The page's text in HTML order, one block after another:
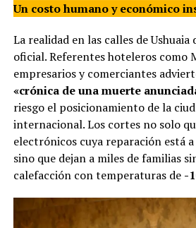
Un costo humano y económico
La realidad en las calles de
oficial. Referentes hoteleros como
empresarios y comerciantes
«crónica de una muerte
riesgo el posicionamiento de la
internacional. Los cortes no solo
electrónicos cuya reparación está
sino que dejan a miles de familias
calefacción con temperaturas de -